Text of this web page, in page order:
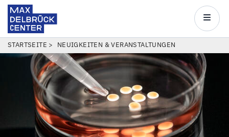
Direkt
zum
Center
Main
PFADNAVIGATION
STARTSEITE NEUIGKEITEN & VERANSTALTUNGEN